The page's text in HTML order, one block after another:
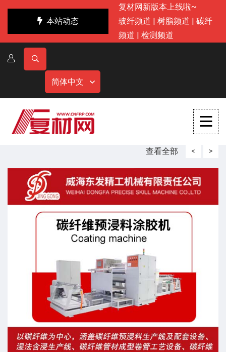
本站动态
复材网新版本上线啦~
玻纤频道 | 树脂频道 | 碳纤
频道 | 检测频道
简体中文
查看全部 < >